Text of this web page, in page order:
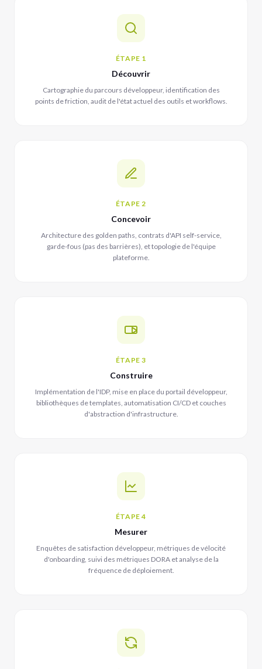
ÉTAPE 1
Découvrir
Cartographie du parcours développeur, identification des
points de friction, audit de l'état actuel des outils et workflows.
ÉTAPE 2
Concevoir
Architecture des golden paths, contrats d'API self-service,
garde-fous (pas des barrières), et topologie de l'équipe
plateforme.
ÉTAPE 3
Construire
Implémentation de l'IDP, mise en place du portail développeur,
bibliothèques de templates, automatisation CI/CD et couches
d'abstraction d'infrastructure.
ÉTAPE 4
Mesurer
Enquêtes de satisfaction développeur, métriques de vélocité
d'onboarding, suivi des métriques DORA et analyse de la
fréquence de déploiement.